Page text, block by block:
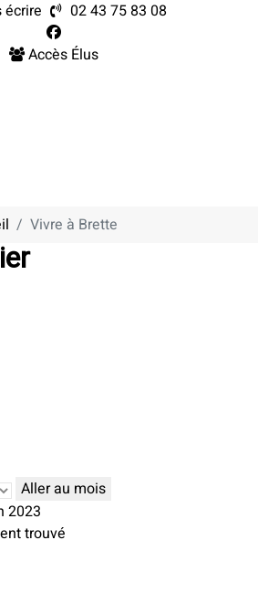
écrire
02 43 75 83 08
Accès Élus
Vivre à Brette
Aller au mois
2023
trouvé